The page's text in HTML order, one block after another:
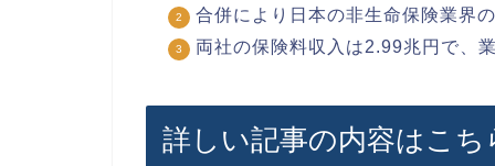
合併により日本の非生命保険業界
両社の保険料収入は2.99兆円で、
詳しい記事の内容はこち